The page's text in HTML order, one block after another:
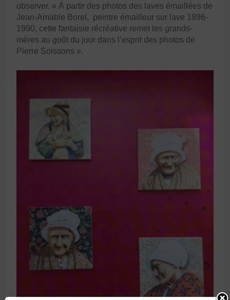
observer. « À partir des photos des laves émaillées de
Jean-Amable Borel, peintre émailleur sur lave 1896-
1990, cette fantaisie récréative remet les grands-
mères au goût du jour dans l’esprit des photos de
Pierre Soissons ».